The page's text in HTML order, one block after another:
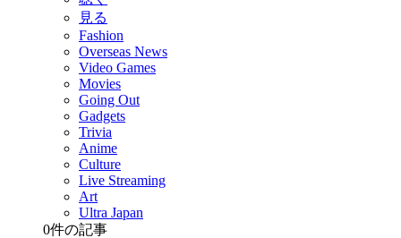
見る
Fashion
Overseas News
Video Games
Movies
Going Out
Gadgets
Trivia
Anime
Culture
Live Streaming
Art
Ultra Japan
0件の記事